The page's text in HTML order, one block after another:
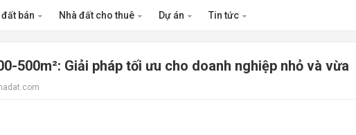
đất bán Nhà đất cho thuê Dự án Tin tức
500m²: Giải pháp tối ưu cho doanh nghiệp nhỏ và vừa